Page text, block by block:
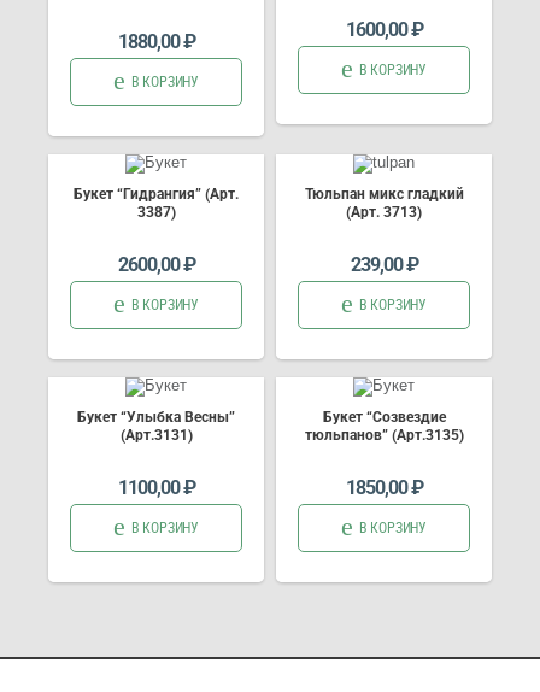
1880,00₽
В КОРЗИНУ
1600,00₽
В КОРЗИНУ
Букет “Гидрангия” (Арт.
3387)
2600,00₽
В КОРЗИНУ
Тюльпан микс гладкий
(Арт. 3713)
239,00₽
В КОРЗИНУ
Букет “Улыбка Весны”
(Арт.3131)
1100,00₽
В КОРЗИНУ
Букет “Созвездие
тюльпанов” (Арт.3135)
1850,00₽
В КОРЗИНУ